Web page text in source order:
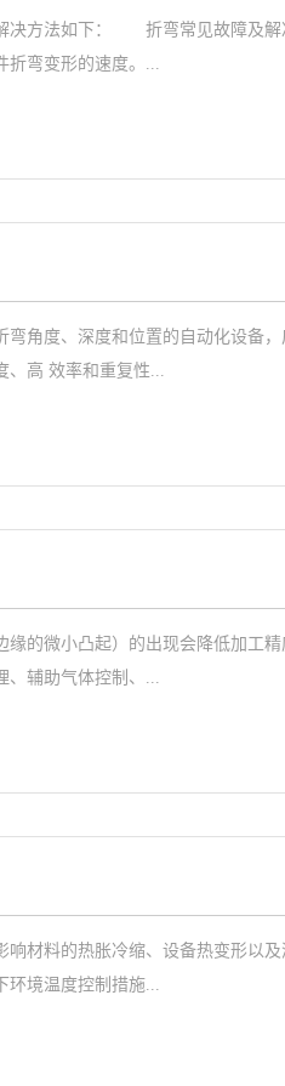
决方法如下： 折弯常见故障及
弯变形的速度。...
度、深度和位置的自动化设备，
、高 效率和重复性...
的微小凸起）的出现会降低加工精
、辅助气体控制、...
材料的热胀冷缩、设备热变形以及
环境温度控制措施...